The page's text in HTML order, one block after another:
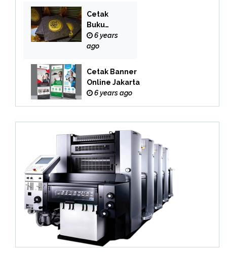
Cetak
Buku
Yasin
Online
6 years
ago
Cetak Banner
Online Jakarta
6 years ago